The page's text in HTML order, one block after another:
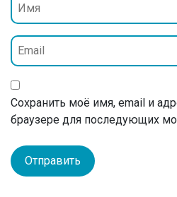
Сохранить моё имя, email и
браузере для последующих